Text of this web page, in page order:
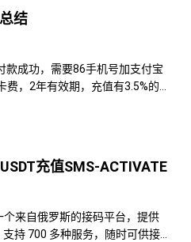
结
款成功，需要86手机号加支付宝
费，2年有效期，充值有3.5%的
的手续费其他有，开卡，充值全
充值SMS-ACTIVATE
个来自俄罗斯的接码平台，提供
持 700 多种服务，随时可供接